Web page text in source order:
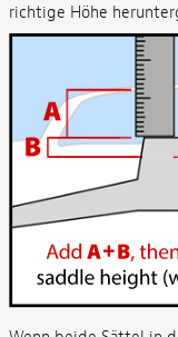
richtige Höhe